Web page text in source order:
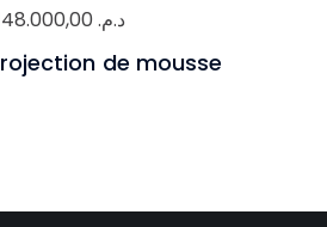
de mousse
prix
initial
:
د.م.148.000,00
Le